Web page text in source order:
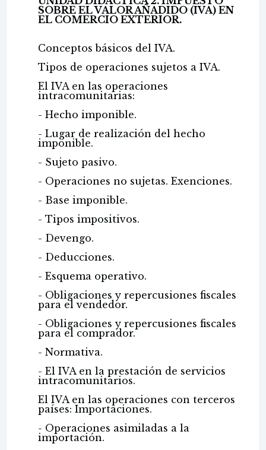
SOBRE EL VALOR AÑADIDO (IVA) EN
EL COMERCIO EXTERIOR.
Conceptos básicos del IVA.
Tipos de operaciones sujetos a IVA.
El IVA en las operaciones
intracomunitarias:
- Hecho imponible.
- Lugar de realización del hecho
imponible.
- Sujeto pasivo.
- Operaciones no sujetas. Exenciones.
- Base imponible.
- Tipos impositivos.
- Devengo.
- Deducciones.
- Esquema operativo.
- Obligaciones y repercusiones fiscales
para el vendedor.
- Obligaciones y repercusiones fiscales
para el comprador.
- Normativa.
- El IVA en la prestación de servicios
intracomunitarios.
El IVA en las operaciones con terceros
países: Importaciones.
- Operaciones asimiladas a la
importación.